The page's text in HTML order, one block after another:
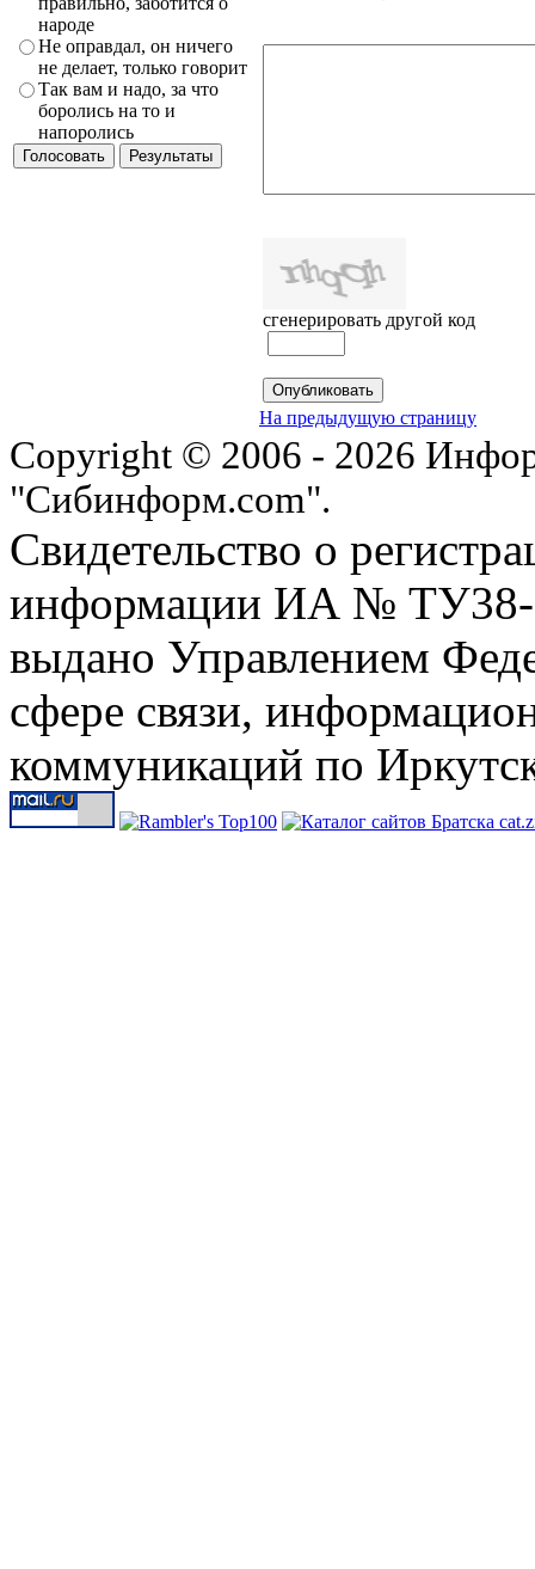
народе
Не оправдал, он ничего
не делает, только говорит
Так вам и надо, за что
боролись на то и
напоролись
сгенерировать другой код
На предыдущую страницу
Copyright © 2006 - 2026
"Сибинформ.com".
Свидетельство о
информации ИА № ТУ38-
выдано Управлением
сфере связи,
коммуникаций по